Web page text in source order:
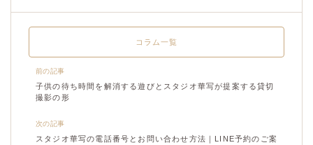
前の記事
子供の待ち時間を解消する遊びとスタジオ華写が提案する貸切
撮影の形
コラム一覧
次の記事
スタジオ華写の電話番号とお問い合わせ方法｜LINE予約のご案